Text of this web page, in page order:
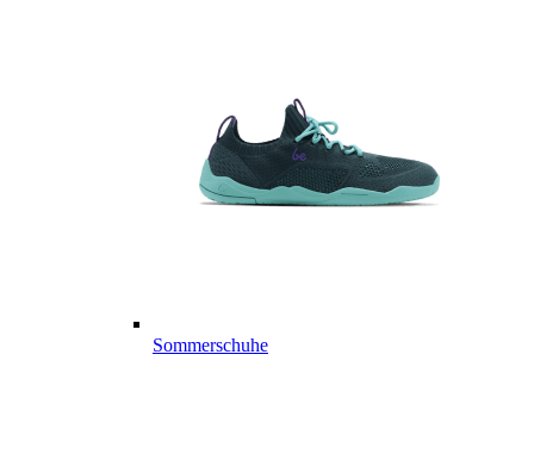
Sommerschuhe